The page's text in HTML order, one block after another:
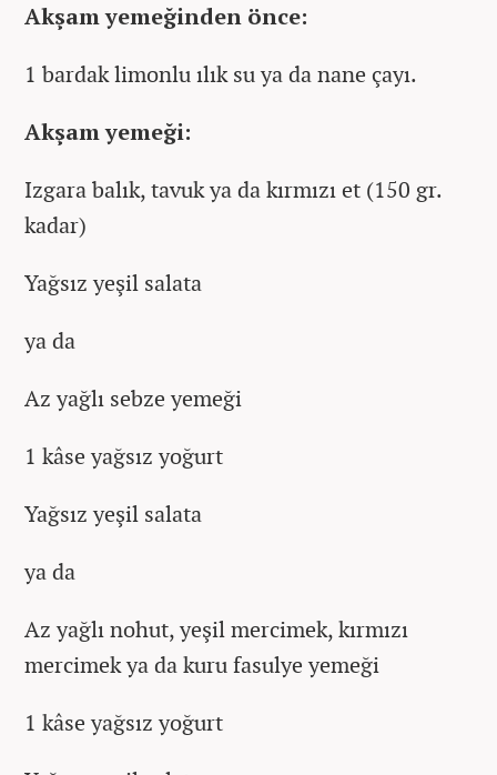
Akşam yemeğinden önce:
1 bardak limonlu ılık su ya da nane çayı.
Akşam yemeği:
Izgara balık, tavuk ya da kırmızı et (150 gr.
kadar)
Yağsız yeşil salata
ya da
Az yağlı sebze yemeği
1 kâse yağsız yoğurt
Yağsız yeşil salata
ya da
Az yağlı nohut, yeşil mercimek, kırmızı
mercimek ya da kuru fasulye yemeği
1 kâse yağsız yoğurt